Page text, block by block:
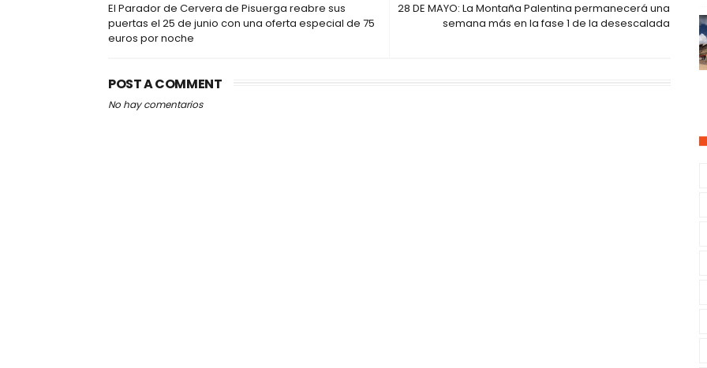
28 DE MAYO: La Montaña Palentina permanecerá una
semana más en la fase 1 de la desescalada
El Parador de Cervera de Pisuerga reabre sus
puertas el 25 de junio con una oferta especial de 75
euros por noche
POST A COMMENT
No hay comentarios